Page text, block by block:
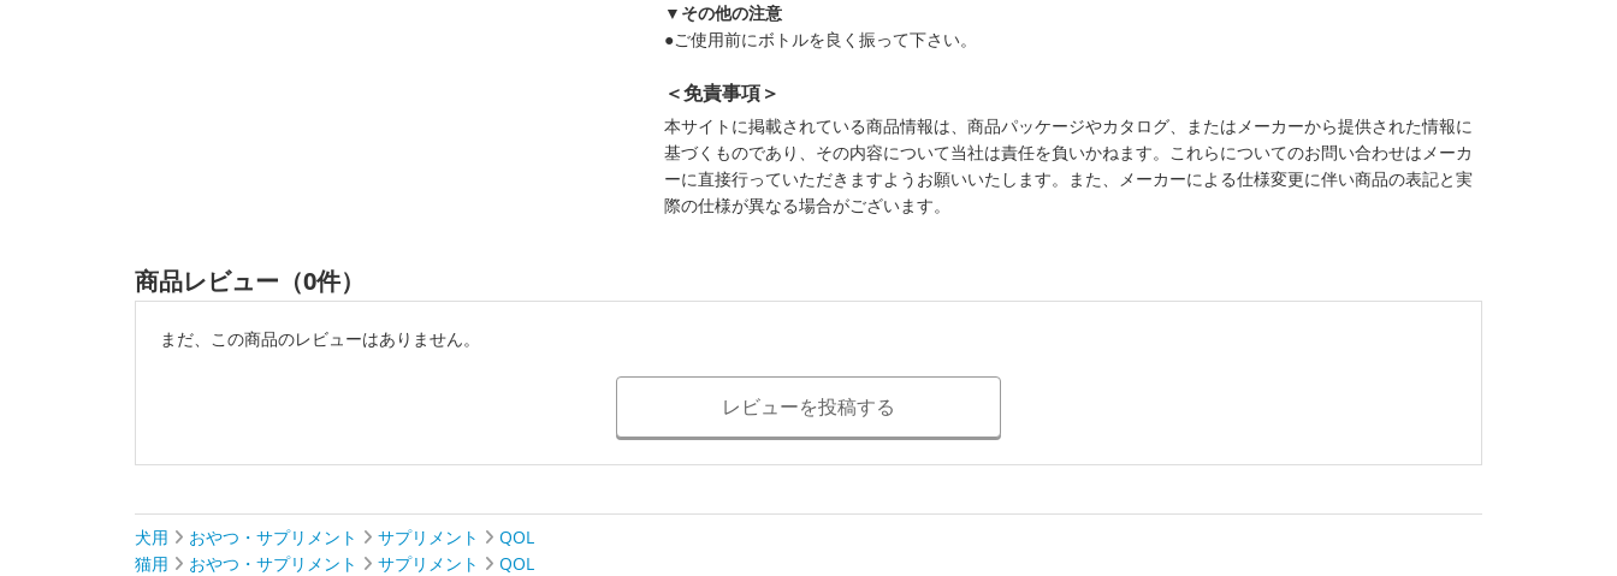
▼その他の注意
●ご使用前にボトルを良く振って下さい。
＜免責事項＞
本サイトに掲載されている商品情報は、商品パッケージやカタログ、またはメーカーから提供された情報に
基づくものであり、その内容について当社は責任を負いかねます。これらについてのお問い合わせはメーカ
ーに直接行っていただきますようお願いいたします。また、メーカーによる仕様変更に伴い商品の表記と実
際の仕様が異なる場合がございます。
商品レビュー（0件）
まだ、この商品のレビューはありません。
レビューを投稿する
犬用 おやつ・サプリメント サプリメント
QOL
猫用
おやつ・サプリメント サプリメント
QOL